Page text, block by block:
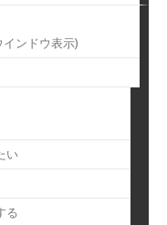
ンドウ表示)
い
る